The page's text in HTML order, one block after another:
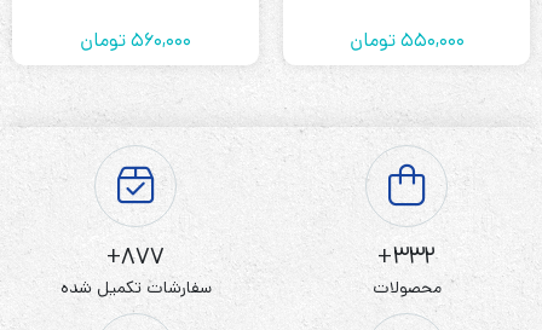
550,000تومان 560,000تومان
332+
محصولات
877+
سفارشات تکمیل شده